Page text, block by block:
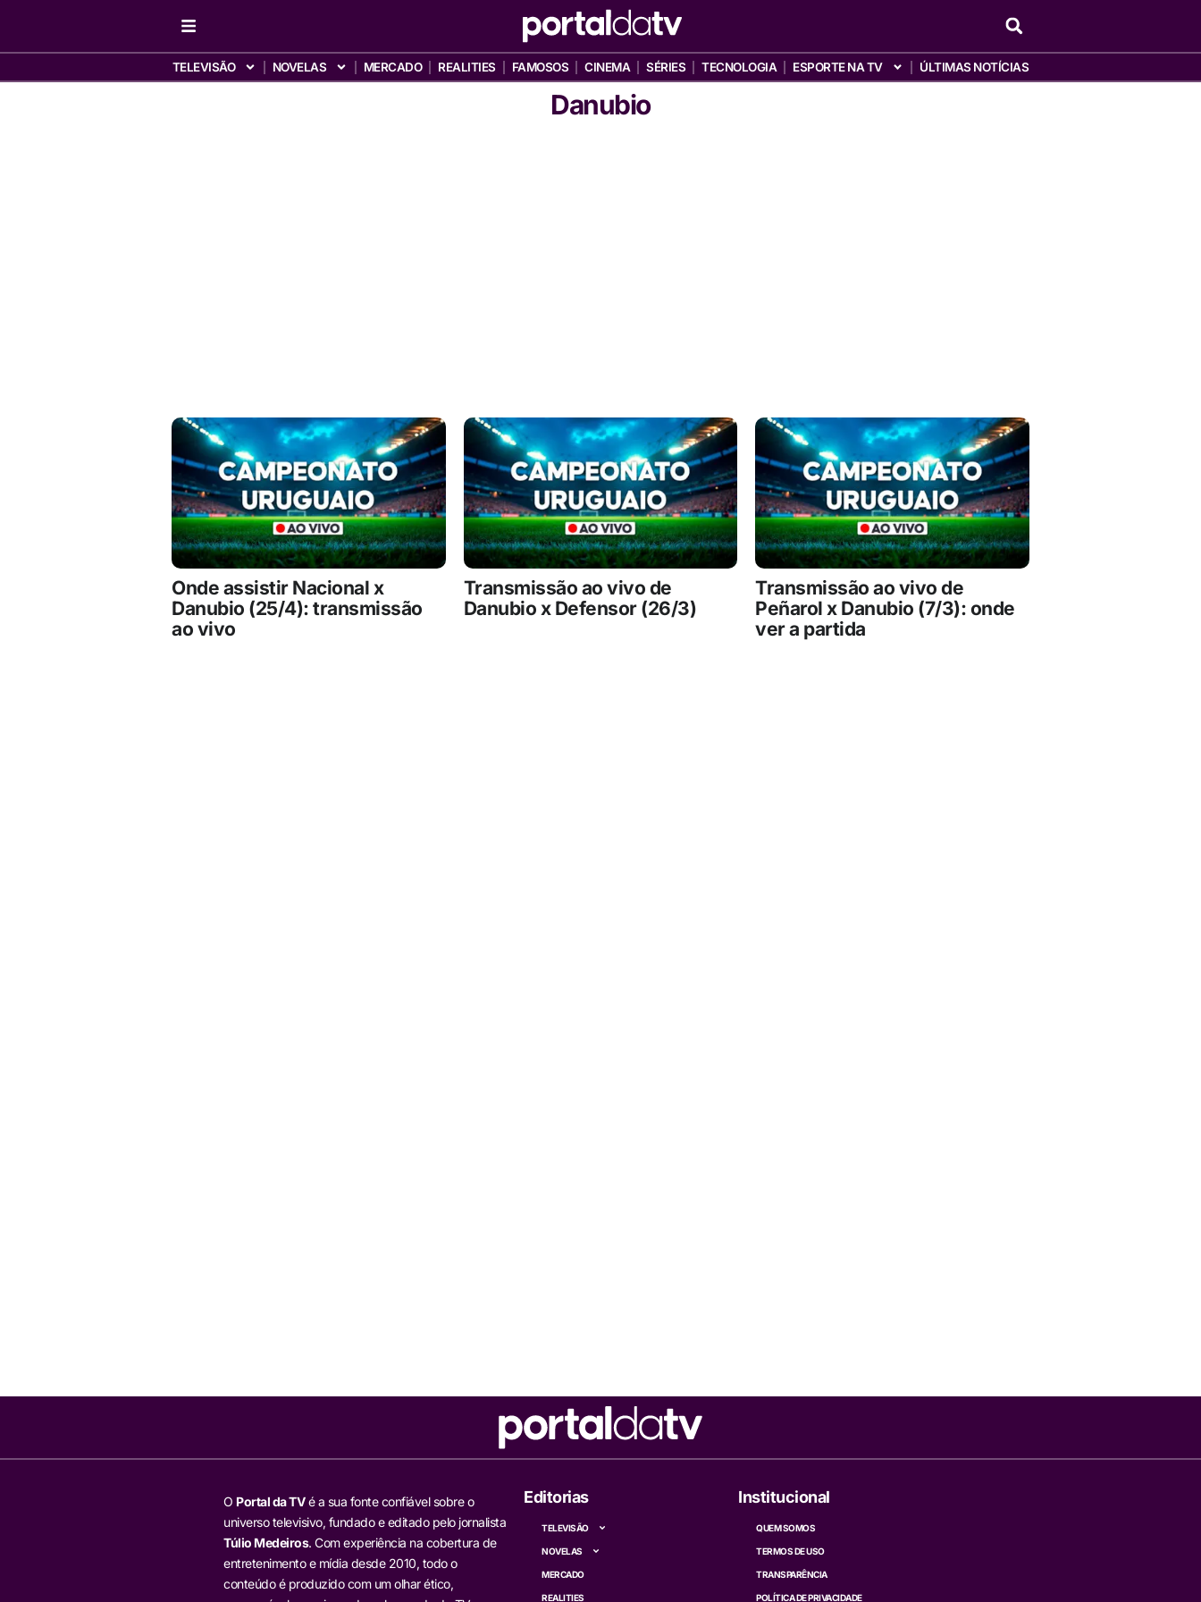
TELEVISÃO NOVELAS MERCADO REALITIES FAMOSOS CINEMA SÉRIES TECNOLOGIA ESPORTE NA TV ÚLTIMAS NOTÍCIAS
Danubio
Onde assistir Nacional x
Danubio (25/4): transmissão
ao vivo
Transmissão ao vivo de
Danubio x Defensor (26/3)
Transmissão ao vivo de
Peñarol x Danubio (7/3): onde
ver a partida
O Portal da TVé a sua fonte confiável sobre o
universo televisivo, fundado e editado pelo jornalista
Túlio Medeiros. Com experiência na cobertura de
entretenimento e mídia desde 2010, todo o
conteúdo é produzido com um olhar ético,
Editorias
TELEVISÃO
NOVELAS
MERCADO
REALITIES
Institucional
QUEM SOMOS
TERMOS DE USO
TRANSPARÊNCIA
POLÍTICA DE PRIVACIDADE